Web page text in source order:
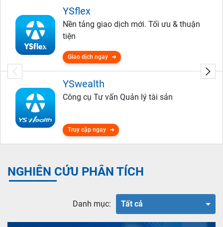
YSflex
Nền tảng giao dịch mới. Tối ưu & thuận
tiện
Giao dịch ngay
YSwealth
Công cụ Tư vấn Quản lý tài sản
Truy cập ngay
NGHIÊN CỨU PHÂN TÍCH
Danh mục: Tất cả